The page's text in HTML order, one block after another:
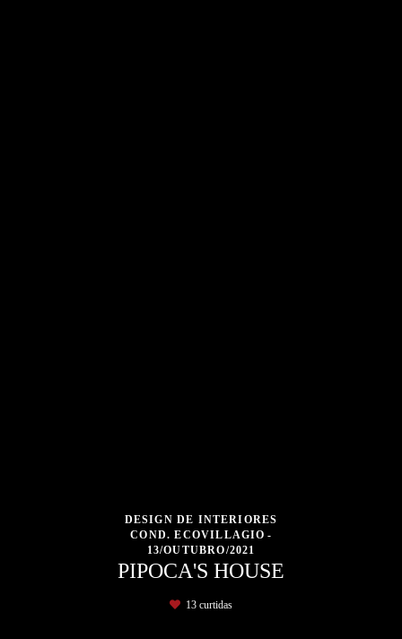
DESIGN DE INTERIORES
COND. ECOVILLAGIO
13/OUTUBRO/2021
PIPOCA'S HOUSE
13 curtidas